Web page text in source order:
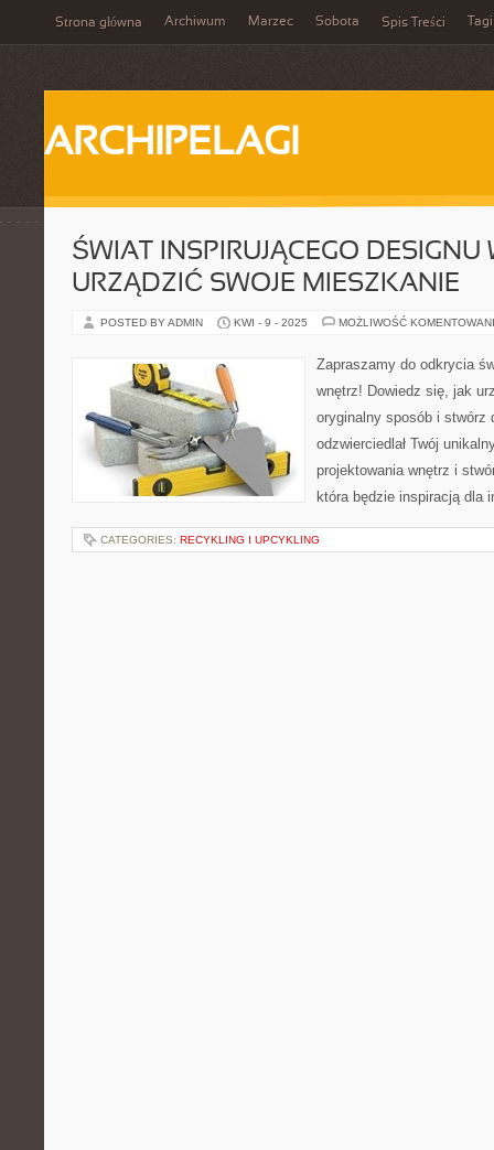
Strona główna Archiwum Marzec Sobota Spis Treści Tagi
ARCHIPELAGI
ŚWIAT INSPIRUJĄCEGO DESIGNU
URZĄDZIĆ SWOJE MIESZKANIE
POSTED BY ADMIN KWI - 9 - 2025 MOŻLIWOŚĆ
Zapraszamy do odkrycia
wnętrz! Dowiedz się, jak
oryginalny sposób i stwórz
odzwierciedlał Twój
projektowania wnętrz i
która będzie inspiracją dla
CATEGORIES: RECYKLING I UPCYKLING